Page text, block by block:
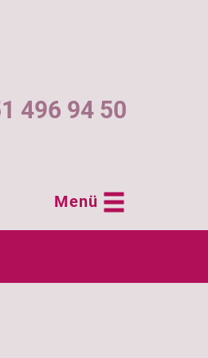
496 94 50
Menü